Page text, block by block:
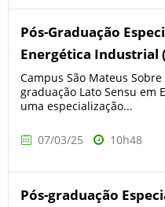
Pós-Graduação
Energética Industrial
Campus São Mateus
graduação Lato Sensu em
uma especialização...
07/03/25 10h48
Pós-graduação